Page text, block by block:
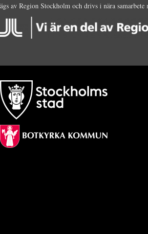
ägs av Region Stockholm och drivs i nära samarbete